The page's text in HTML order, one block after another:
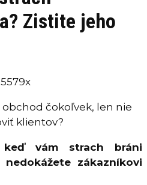
Zistite jeho
čokoľvek, len nie
klientov?
keď vám strach bráni
zákazníkovi